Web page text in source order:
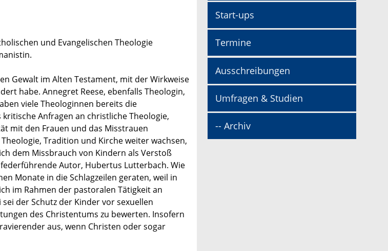
und Evangelischen Theologie
Gewalt im Alten Testament, mit der Wirkweise
habe. Annegret Reese, ebenfalls Theologin,
viele Theologinnen bereits die
Anfragen an christliche Theologie,
mit den Frauen und das Misstrauen
Tradition und Kirche weiter wachsen,
dem Missbrauch von Kindern als Verstoß
Autor, Hubertus Lutterbach. Wie
Monate in die Schlagzeilen geraten, weil in
im Rahmen der pastoralen Tätigkeit an
der Schutz der Kinder vor sexuellen
des Christentums zu bewerten. Insofern
aus, wenn Christen oder sogar
Start-ups
Termine
Ausschreibungen
Umfragen & Studien
-- Archiv